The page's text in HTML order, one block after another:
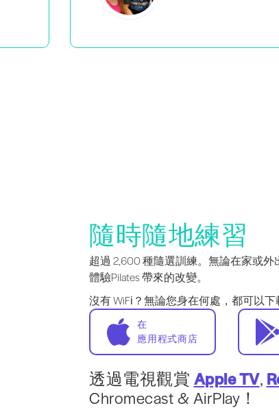
隨時隨地練習
超過 2,600 種隨選訓練。無論在家或
體驗Pilates 帶來的改變。
沒有 WiFi？無論您身在何處，都可以下
在
應用程式商店
透過電視觀賞 Apple TV,
Chromecast & AirPlay！